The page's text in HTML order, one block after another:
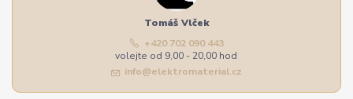
Tomáš Vlček
+420 702 090 443
volejte od 9,00 - 20,00 hod
info@elektromaterial.cz